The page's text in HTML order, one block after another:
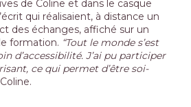
de Coline et dans le casque
qui réalisaient, à distance un
des échanges, affiché sur un
formation. “Tout le monde s’est
d’accessibilité. J’ai pu participer
ce qui permet d’être soi-